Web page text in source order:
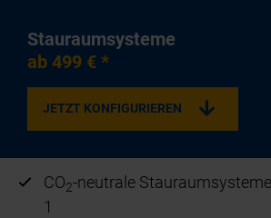
Stauraumsysteme
ab 499 € *
JETZT KONFIGURIEREN
CO2-neutrale
1